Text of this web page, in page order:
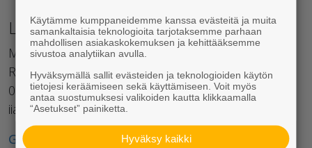
Lisätietoja:
Markkinointipäällikkö Iia Suikki
Rudus Oy, maisematuotteet
020 447 4660
iia.suikki(at)rudus.fi
Gaala - tuotekortti
Käytämme kumppaneidemme kanssa evästeitä ja muita
samankaltaisia teknologioita tarjotaksemme parhaan
mahdollisen asiakaskokemuksen ja kehittääksemme
sivustoa analytiikan avulla.
Hyväksymällä sallit evästeiden ja teknologioiden käytön
tietojesi keräämiseen sekä käyttämiseen. Voit myös
antaa suostumuksesi valikoiden kautta klikkaamalla
“Asetukset” painiketta.
Hyväksy kaikki